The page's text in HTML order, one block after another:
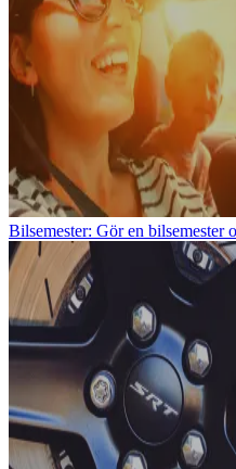
Bilsemester: Gör en bilsemester